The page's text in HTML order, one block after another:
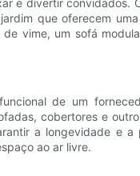
e divertir convidados.
que oferecem
vime, um sofá
de um
cobertores e
a longevidade e
ao ar livre.